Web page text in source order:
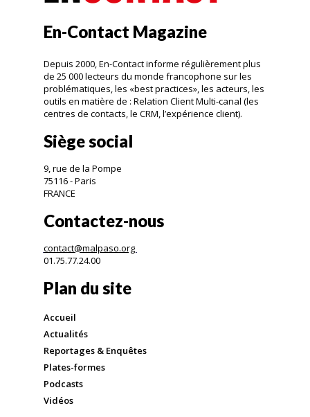
En-Contact Magazine
Depuis 2000, En-Contact informe régulièrement plus
de 25 000 lecteurs du monde francophone sur les
problématiques, les «best practices», les acteurs, les
outils en matière de : Relation Client Multi-canal (les
centres de contacts, le CRM, l’expérience client).
Siège social
9, rue de la Pompe
75116 - Paris
FRANCE
Contactez-nous
contact@malpaso.org
01.75.77.24.00
Plan du site
Accueil
Actualités
Reportages & Enquêtes
Plates-formes
Podcasts
Vidéos